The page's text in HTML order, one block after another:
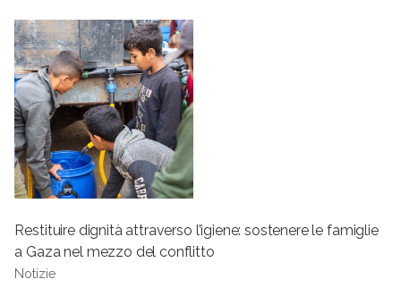
Restituire dignità attraverso l’igiene: sostenere le famiglie
a Gaza nel mezzo del conflitto
Notizie